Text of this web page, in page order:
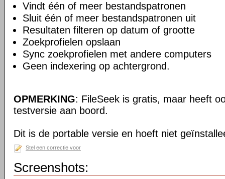
Vindt één of meer bestandspatronen
Sluit één of meer bestandspatronen uit
Resultaten filteren op datum of grootte
Zoekprofielen opslaan
Sync zoekprofielen met andere computers
Geen indexering op achtergrond.
OPMERKING: FileSeek is gratis, maar heeft
testversie aan boord.
Dit is de portable versie en hoeft niet
Stel een correctie voor
Screenshots: